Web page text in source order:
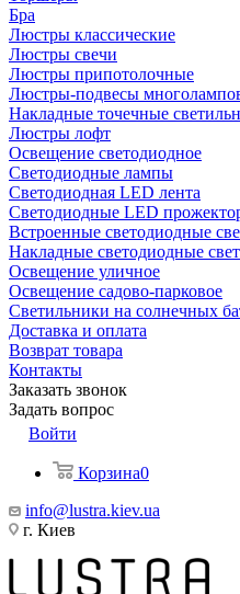
Бра
Люстры классические
Люстры свечи
Люстры припотолочные
Люстры-подвесы
Накладные точечные
Люстры лофт
Освещение светодиодное
Светодиодные лампы
Светодиодная LED лента
Светодиодные LED
Встроенные светодиодные
Накладные светодиодные
Освещение уличное
Освещение садово-парковое
Светильники на солнечных
Доставка и оплата
Возврат товара
Контакты
Заказать звонок
Задать вопрос
Войти
Корзина0
info@lustra.kiev.ua
г. Киев